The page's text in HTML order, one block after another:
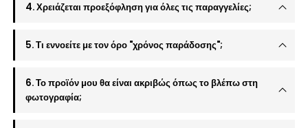
4. Χρειάζεται προεξόφληση για όλες τις παραγγελίες;
5. Τι εννοείτε με τον όρο "χρόνος παράδοσης";
6. Το προϊόν μου θα είναι ακριβώς όπως το βλέπω στη
φωτογραφία;